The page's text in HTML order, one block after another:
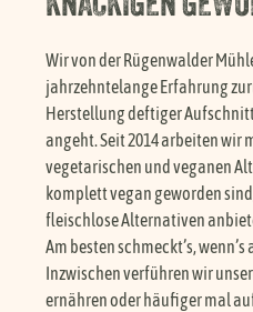
Wir von der Rügenwalder
jahrzehntelange Erfahrung
Herstellung deftiger
angeht. Seit 2014 arbeiten wir
vegetarischen und veganen
komplett vegan geworden
fleischlose Alternativen
Am besten schmeckt’s,
Inzwischen verführen wir
ernähren oder häufiger mal